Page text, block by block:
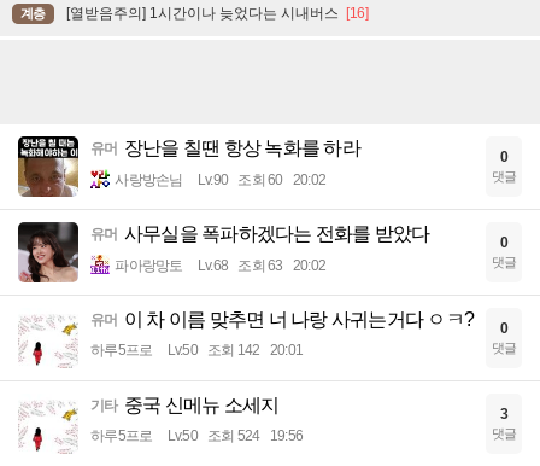
계층 [열받음주의] 1시간이나 늦었다는 시내버스 [16]
유머 장난을 칠땐 항상 녹화를 하라
사랑방손님 Lv.90 조회 60 20:02
0
댓글
유머 사무실을 폭파하겠다는 전화를 받았다
파아랑망토 Lv.68 조회 63 20:02
0
댓글
유머 이 차 이름 맞추면 너 나랑 사귀는거다 ㅇㅋ?
하루5프로 Lv.50 조회 142 20:01
0
댓글
기타 중국 신메뉴 소세지
하루5프로 Lv.50 조회 524 19:56
3
댓글